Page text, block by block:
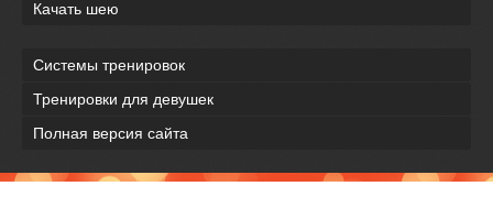
Качать шею
Системы тренировок
Тренировки для девушек
Полная версия сайта